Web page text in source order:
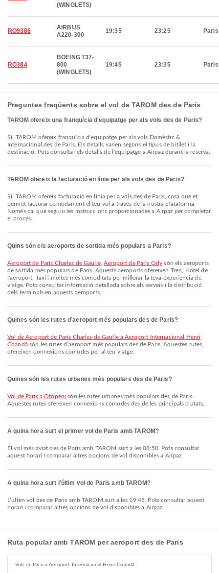
(WINGLETS)
RO9386
AIRBUS
A220-300
19:35 23:25 Paris
RO384
BOEING 737-
800
(WINGLETS)
19:45 23:35 Paris
Preguntes freqüents sobre el vol de TAROM des de Paris
TAROM ofereix una franquícia d'equipatge per als vols des de Paris?
Sí, TAROM ofereix franquícia d’equipatge per als vols Domèstic &
Internacional des de Paris. Els detalls varien segons el tipus de bitllet i la
destinació. Pots consultar els detalls de l’equipatge a Airpaz durant la reserva.
TAROM ofereix la facturació en línia per als vols des de Paris?
Sí, TAROM ofereix facturació en línia per a vols des de Paris, cosa que et
permet facturar còmodament el teu vol a través de la nostra plataforma.
Només cal que seguiu les instruccions proporcionades a Airpaz per completar
el procés.
Quins són els aeroports de sortida més populars a Paris?
Aeroport de París Charles de Gaulle,Aeroport de Paris Orly són els aeroports
de sortida més populars de Paris. Aquests aeroports ofereixen Tren, Hotel de
l'aeroport, Taxi i moltes més comoditats per millorar la teva experiència de
viatge. Pots consultar informació detallada sobre els serveis i la distribució
dels terminals en aquests aeroports.
Quines són les rutes d’aeroport més populars des de Paris?
vol de Aeroport de París Charles de Gaulle a Aeroport Internacional Henri
Coandăsón les rutes d’aeroport més populars des de Paris. Aquestes rutes
ofereixen connexions còmodes per al teu viatge.
Quines són les rutes urbanes més populars des de Paris?
vol de Paris a Otopeni són les rutes urbanes més populars des de Paris.
Aquestes rutes ofereixen connexions còmodes des de les principals ciutats.
A quina hora surt el primer vol de Paris amb TAROM?
El vol més aviat des de Paris amb TAROM surt a les 08:50. Pots consultar
aquest horari i comparar altres opcions de vol disponibles a Airpaz.
A quina hora surt l'últim vol de Paris amb TAROM?
L’últim vol des de Paris amb TAROM surt a les 19:45. Pots consultar aquest
horari i comparar altres opcions de vol disponibles a Airpaz.
Ruta popular amb TAROM per aeroport des de Paris
Vols de Paris a Aeroport Internacional Henri Coandă